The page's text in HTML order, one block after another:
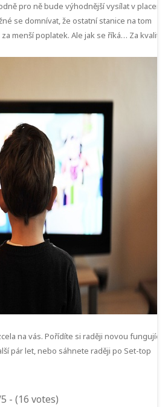
pro ně bude výhodnější vysílat v
se domnívat, že ostatní stanice na tom
menší poplatek. Ale jak se říká… Za kvalitu
na vás. Pořídíte si raději novou fungující
pár let, nebo sáhnete raději po Set-top
- (16 votes)